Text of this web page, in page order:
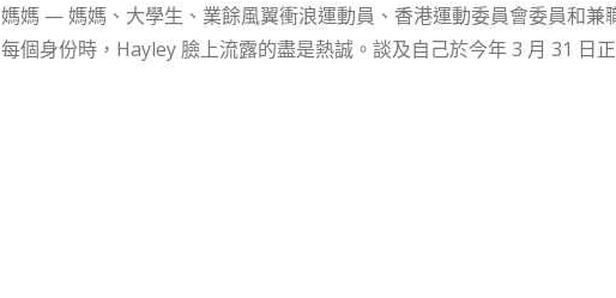
媽媽 — 媽媽、大學生、業餘風翼衝浪運動員、香港運動委員會委員和
每個身份時，Hayley 臉上流露的盡是熱誠。談及自己於今年 3 月 31 日